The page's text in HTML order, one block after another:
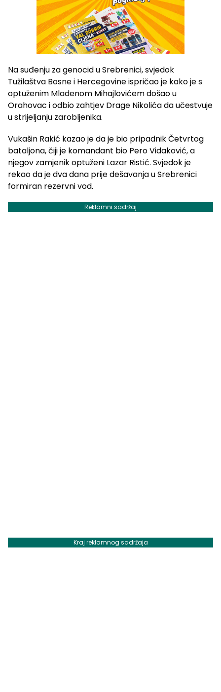
Na suđenju za genocid u Srebrenici, svjedok
Tužilaštva Bosne i Hercegovine ispričao je kako je s
optuženim Mladenom Mihajlovićem došao u
Orahovac i odbio zahtjev Drage Nikolića da učestvuje
u strijeljanju zarobljenika.
Vukašin Rakić kazao je da je bio pripadnik Četvrtog
bataljona, čiji je komandant bio Pero Vidaković, a
njegov zamjenik optuženi Lazar Ristić. Svjedok je
rekao da je dva dana prije dešavanja u Srebrenici
formiran rezervni vod.
Reklamni sadržaj
Kraj reklamnog sadržaja